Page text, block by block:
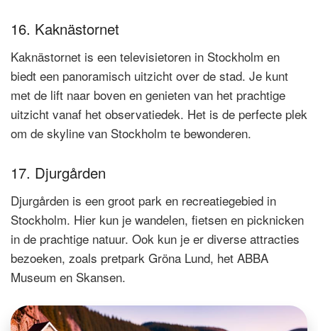
16. Kaknästornet
Kaknästornet is een televisietoren in Stockholm en
biedt een panoramisch uitzicht over de stad. Je kunt
met de lift naar boven en genieten van het prachtige
uitzicht vanaf het observatiedek. Het is de perfecte plek
om de skyline van Stockholm te bewonderen.
17. Djurgården
Djurgården is een groot park en recreatiegebied in
Stockholm. Hier kun je wandelen, fietsen en picknicken
in de prachtige natuur. Ook kun je er diverse attracties
bezoeken, zoals pretpark Gröna Lund, het ABBA
Museum en Skansen.